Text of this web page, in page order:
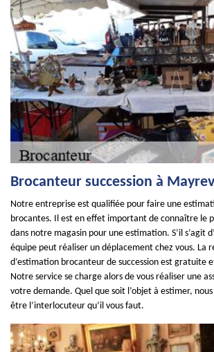
Brocanteur succession à
Notre entreprise est qualifiée pour faire une
brocantes. Il est en effet important de connaître le
dans notre magasin pour une estimation. S’il s’agit
équipe peut réaliser un déplacement chez vous. La
d’estimation brocanteur de succession est gratuite
Notre service se charge alors de vous réaliser une
votre demande. Quel que soit l’objet à estimer, nous
être l’interlocuteur qu’il vous faut.